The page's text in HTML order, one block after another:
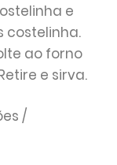
e
costelinha.
ao forno
e sirva.
/